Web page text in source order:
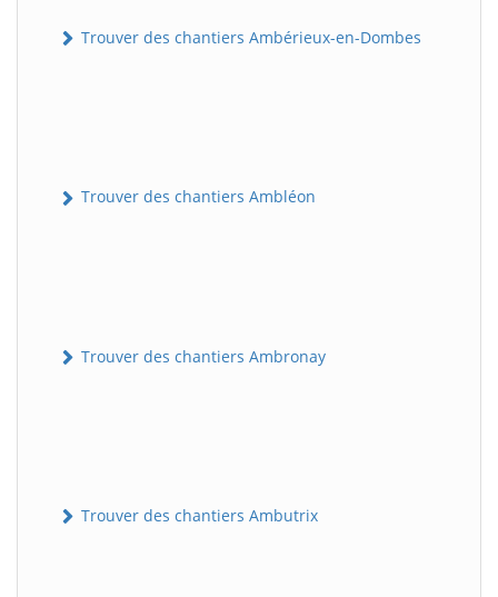
Trouver des chantiers Ambérieux-en-Dombes
Trouver des chantiers Ambléon
Trouver des chantiers Ambronay
Trouver des chantiers Ambutrix